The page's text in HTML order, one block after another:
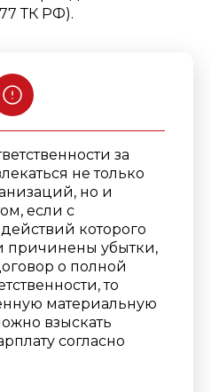
ТК РФ).
за
не только
но и
если с
которого
причинены убытки,
о полной
то
материальную
взыскать
согласно